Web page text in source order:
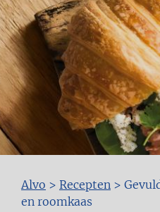
Kruimelpad
Alvo > Recepten >
en roomkaas